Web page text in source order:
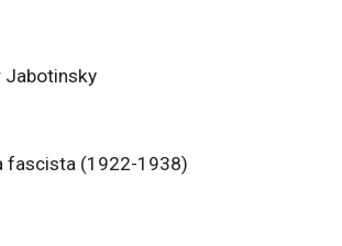
Jabotinsky
fascista (1922-1938)